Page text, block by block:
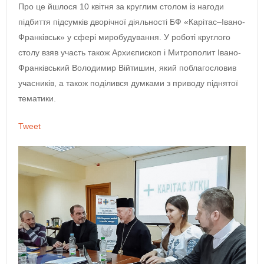
Про це йшлося 10 квітня за круглим столом із нагоди
підбиття підсумків дворічної діяльності БФ «Карітас–Івано-
Франківськ» у сфері миробудування. У роботі круглого
столу взяв участь також Архиєпископ і Митрополит Івано-
Франківський Володимир Війтишин, який поблагословив
учасників, а також поділився думками з приводу піднятої
тематики.
Tweet